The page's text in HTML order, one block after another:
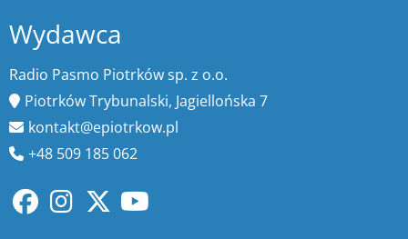
Wydawca
Radio Pasmo Piotrków sp. z o.o.
Piotrków Trybunalski, Jagiellońska 7
kontakt@epiotrkow.pl
+48 509 185 062